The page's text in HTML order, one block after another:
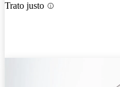
Trato justo